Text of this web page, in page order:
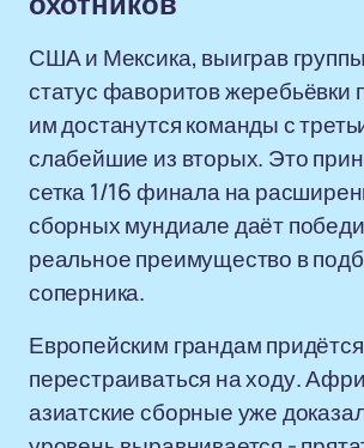
США и Мексика, выиграв
статус фаворитов
им достанутся команды с
слабейшие из вторых. Это
сетка 1/16 финала на
сборных мундиале даёт
реальное преимущество в
соперника.
Европейским грандам придётся
перестраиваться на ходу.
азиатские сборные уже